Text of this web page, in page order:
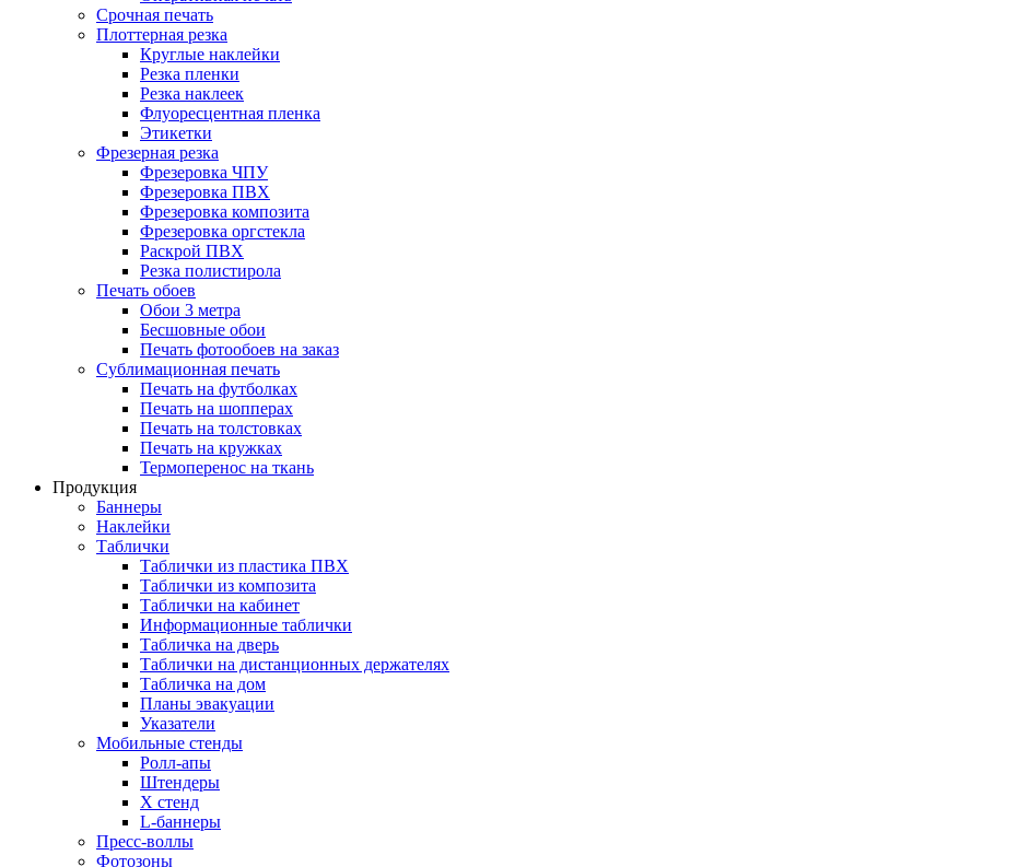
Срочная печать
Плоттерная резка
Круглые наклейки
Резка пленки
Резка наклеек
Флуоресцентная пленка
Этикетки
Фрезерная резка
Фрезеровка ЧПУ
Фрезеровка ПВХ
Фрезеровка композита
Фрезеровка оргстекла
Раскрой ПВХ
Резка полистирола
Печать обоев
Обои 3 метра
Бесшовные обои
Печать фотообоев на заказ
Сублимационная печать
Печать на футболках
Печать на шопперах
Печать на толстовках
Печать на кружках
Термоперенос на ткань
Продукция
Баннеры
Наклейки
Таблички
Таблички из пластика ПВХ
Таблички из композита
Таблички на кабинет
Информационные таблички
Табличка на дверь
Таблички на дистанционных держателях
Табличка на дом
Планы эвакуации
Указатели
Мобильные стенды
Ролл-апы
Штендеры
Х стенд
L-баннеры
Пресс-воллы
Фотозоны